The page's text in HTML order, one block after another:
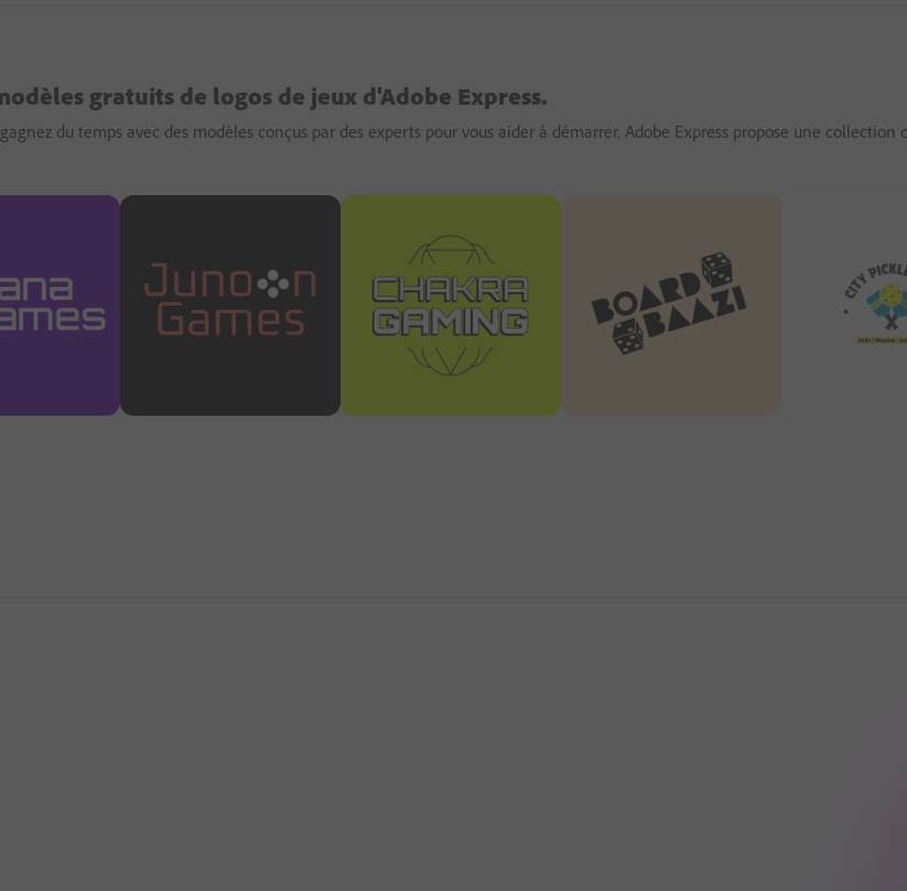
gratuits de logos de jeux d'Adobe Express.
du temps avec des modèles conçus par des experts pour vous aider à démarrer. Adobe Express propose une